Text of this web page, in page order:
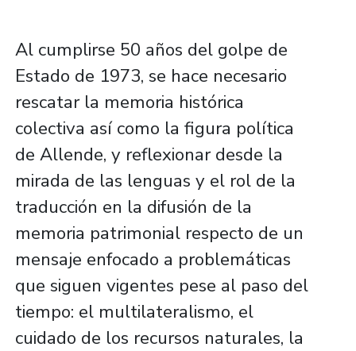
Al cumplirse 50 años del golpe de
Estado de 1973, se hace necesario
rescatar la memoria histórica
colectiva así como la figura política
de Allende, y reflexionar desde la
mirada de las lenguas y el rol de la
traducción en la difusión de la
memoria patrimonial respecto de un
mensaje enfocado a problemáticas
que siguen vigentes pese al paso del
tiempo: el multilateralismo, el
cuidado de los recursos naturales, la